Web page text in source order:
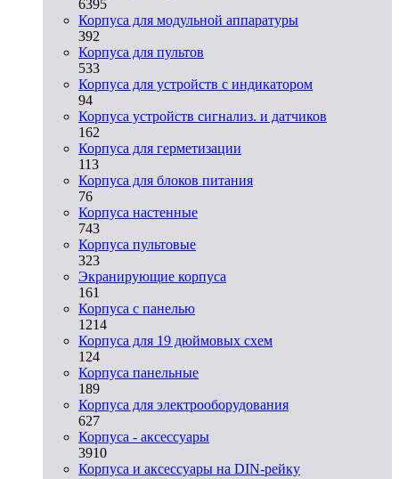
6395
Корпуса для модульной аппаратуры
392
Корпуса для пультов
533
Корпуса для устройств с индикатором
94
Корпуса устройств сигнализ. и датчиков
162
Корпуса для герметизации
113
Корпуса для блоков питания
76
Корпуса настенные
743
Корпуса пультовые
323
Экранирующие корпуса
161
Корпуса с панелью
1214
Корпуса для 19 дюймовых схем
124
Корпуса панельные
189
Корпуса для электрооборудования
627
Корпуса - аксессуары
3910
Корпуса и аксессуары на DIN-рейку